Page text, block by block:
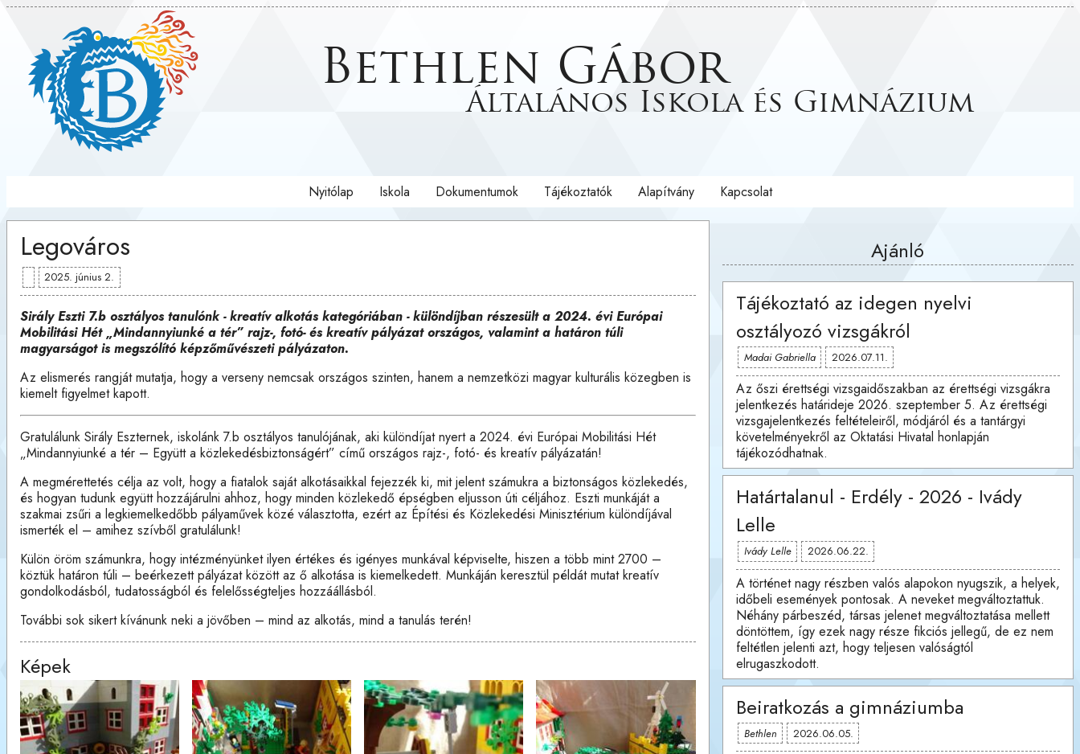
Bethlen Gábor
Általános Iskola és Gimnázium
Nyitólap Iskola Dokumentumok Tájékoztatók Alapítvány Kapcsolat
Legováros
2025. június 2.
Sirály Eszti 7.b osztályos tanulónk - kreatív alkotás kategóriában - különdíjban részesült a 2024. évi Európai
Mobilitási Hét „Mindannyiunké a tér” rajz-, fotó- és kreatív pályázat országos, valamint a határon túli
magyarságot is megszólító képzőművészeti pályázaton.
Az elismerés rangját mutatja, hogy a verseny nemcsak országos szinten, hanem a nemzetközi magyar kulturális közegben is
kiemelt figyelmet kapott.
Gratulálunk Sirály Eszternek, iskolánk 7.b osztályos tanulójának, aki különdíjat nyert a 2024. évi Európai Mobilitási Hét
„Mindannyiunké a tér – Együtt a közlekedésbiztonságért” című országos rajz-, fotó- és kreatív pályázatán!
A megmérettetés célja az volt, hogy a fiatalok saját alkotásaikkal fejezzék ki, mit jelent számukra a biztonságos közlekedés,
és hogyan tudunk együtt hozzájárulni ahhoz, hogy minden közlekedő épségben eljusson úti céljához. Eszti munkáját a
szakmai zsűri a legkiemelkedőbb pályaművek közé választotta, ezért az Építési és Közlekedési Minisztérium különdíjával
ismerték el – amihez szívből gratulálunk!
Külön öröm számunkra, hogy intézményünket ilyen értékes és igényes munkával képviselte, hiszen a több mint 2700 –
köztük határon túli – beérkezett pályázat között az ő alkotása is kiemelkedett. Munkáján keresztül példát mutat kreatív
gondolkodásból, tudatosságból és felelősségteljes hozzáállásból.
További sok sikert kívánunk neki a jövőben – mind az alkotás, mind a tanulás terén!
Képek
Ajánló
Tájékoztató az idegen nyelvi
osztályozó vizsgákról
Madai Gabriella 2026.07.11.
Az őszi érettségi vizsgaidőszakban az érettségi vizsgákra
jelentkezés határideje 2026. szeptember 5. Az érettségi
vizsgajelentkezés feltételeiről, módjáról és a tantárgyi
követelményekről az Oktatási Hivatal honlapján
tájékozódhatnak.
Határtalanul - Erdély - 2026 - Ivády
Lelle
Ivády Lelle 2026.06.22.
A történet nagy részben valós alapokon nyugszik, a helyek,
időbeli események pontosak. A neveket megváltoztattuk.
Néhány párbeszéd, társas jelenet megváltoztatása mellett
döntöttem, így ezek nagy része fikciós jellegű, de ez nem
feltétlen jelenti azt, hogy teljesen valóságtól
elrugaszkodott.
Beiratkozás a gimnáziumba
Bethlen 2026.06.05.